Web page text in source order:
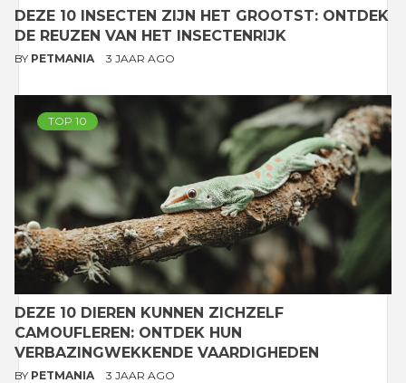
DEZE 10 INSECTEN ZIJN HET GROOTST: ONTDEK
DE REUZEN VAN HET INSECTENRIJK
BY PETMANIA 3 JAAR AGO
TOP 10
DEZE 10 DIEREN KUNNEN ZICHZELF
CAMOUFLEREN: ONTDEK HUN
VERBAZINGWEKKENDE VAARDIGHEDEN
BY PETMANIA 3 JAAR AGO